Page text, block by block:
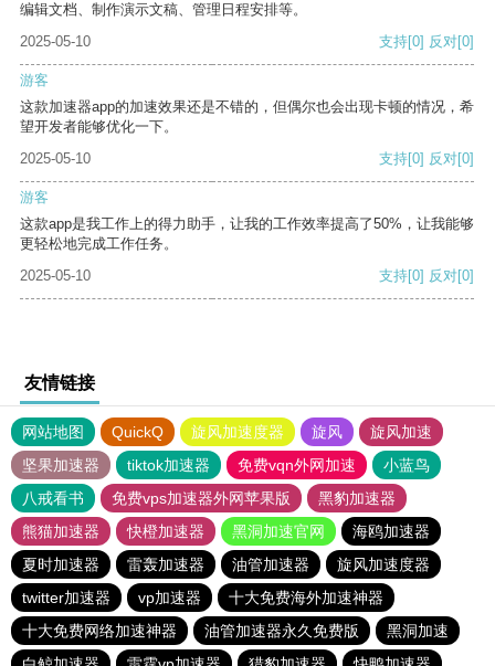
编辑文档、制作演示文稿、管理日程安排等。
2025-05-10
支持[0] 反对[0]
游客
这款加速器app的加速效果还是不错的，但偶尔也会出现卡顿的情况，希
望开发者能够优化一下。
2025-05-10
支持[0] 反对[0]
游客
这款app是我工作上的得力助手，让我的工作效率提高了50%，让我能够
更轻松地完成工作任务。
2025-05-10
支持[0] 反对[0]
友情链接
网站地图 QuickQ 旋风加速度器 旋风
旋风加速
坚果加速器
tiktok加速器 免费vqn外网加速
小蓝鸟
八戒看书
免费vps加速器外网苹果版
黑豹加速器
熊猫加速器
快橙加速器 黑洞加速官网
海鸥加速器
夏时加速器
雷轰加速器 油管加速器
旋风加速度器
twitter加速器
vp加速器
十大免费海外加速神器
十大免费网络加速神器
油管加速器永久免费版
黑洞加速